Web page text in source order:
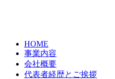
HOME
事業内容
会社概要
代表者経歴とご挨拶